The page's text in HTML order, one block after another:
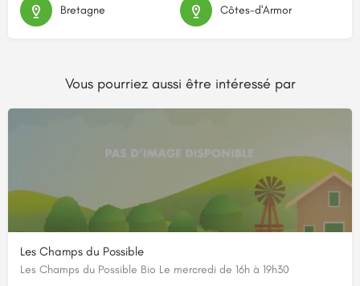
Bretagne Côtes-d'Armor
Vous pourriez aussi être intéressé par
Les Champs du Possible
Les Champs du Possible Bio Le mercredi de 16h à 19h30